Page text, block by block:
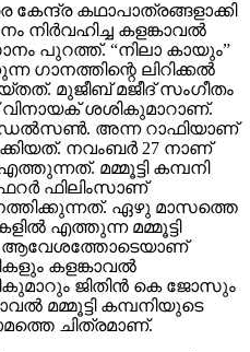
കേന്ദ്ര കഥാപാത്രങ്ങളാക്കി
നിർവഹിച്ച കളങ്കാവൽ
പുറത്ത്. “നിലാ കായും”
ഗാനത്തിന്റെ ലിറിക്കൽ
മുജീബ് മജീദ് സംഗീതം
ശശികുമാറാണ്.
അന്ന റാഫിയാണ്
നവംബർ 27 നാണ്
മമ്മൂട്ടി കമ്പനി
ഫിലിംസാണ്
ഏഴു മാസത്തെ
എത്തുന്ന മമ്മൂട്ടി
ആവേശത്തോടെയാണ്
കളങ്കാവൽ
ജിതിൻ കെ ജോസും
മമ്മൂട്ടി കമ്പനിയുടെ
ചിത്രമാണ്.